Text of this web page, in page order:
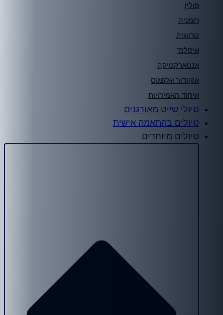
פולין
רומניה
נורווגיה
איסלנד
אנטארקטיקה
אקוודור וגלפגוס
איחוד האמירויות
טיולי שייט מאורגנים
טיולים בהתאמה אישית
טיולים מיוחדים